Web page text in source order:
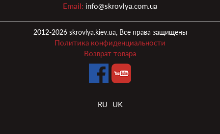
Email: info@skrovlya.com.ua
2012-2026 skrovlya.kiev.ua, Все права защищены
Политика конфиденциальности
Возврат товара
RU UK